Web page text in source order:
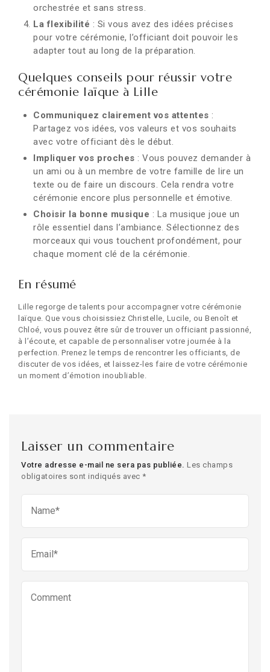
orchestrée et sans stress.
La flexibilité : Si vous avez des idées précises
pour votre cérémonie, l’officiant doit pouvoir les
adapter tout au long de la préparation.
Quelques conseils pour réussir votre
cérémonie laïque à Lille
Communiquez clairement vos attentes :
Partagez vos idées, vos valeurs et vos souhaits
avec votre officiant dès le début.
Impliquer vos proches : Vous pouvez demander à
un ami ou à un membre de votre famille de lire un
texte ou de faire un discours. Cela rendra votre
cérémonie encore plus personnelle et émotive.
Choisir la bonne musique : La musique joue un
rôle essentiel dans l’ambiance. Sélectionnez des
morceaux qui vous touchent profondément, pour
chaque moment clé de la cérémonie.
En résumé
Lille regorge de talents pour accompagner votre cérémonie
laïque. Que vous choisissiez Christelle, Lucile, ou Benoît et
Chloé, vous pouvez être sûr de trouver un officiant passionné,
à l’écoute, et capable de personnaliser votre journée à la
perfection. Prenez le temps de rencontrer les officiants, de
discuter de vos idées, et laissez-les faire de votre cérémonie
un moment d’émotion inoubliable.
Laisser un commentaire
Votre adresse e-mail ne sera pas publiée. Les champs
obligatoires sont indiqués avec *